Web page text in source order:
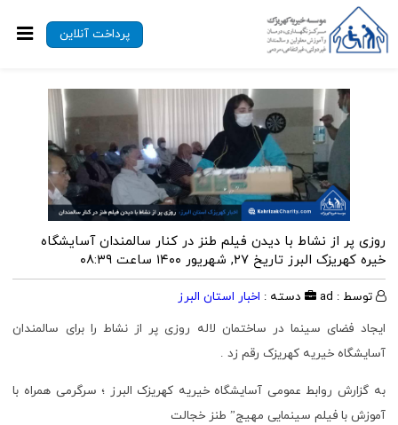
پرداخت آنلاین
روزی پر از نشاط با دیدن فیلم طنز در کنار سالمندان آسایشگاه
خیره کهریزک البرزتاریخ ۲۷, شهریور ۱۴۰۰ ساعت ۰۸:۳۹
توسط : ad دسته : اخبار استان البرز
ایجاد فضای سینما در ساختمان لاله روزی پر از نشاط را برای سالمندان
آسایشگاه خیریه کهریزک رقم زد .
به گزارش روابط عمومی آسایشگاه خیریه کهریزک البرز ؛ سرگرمی همراه با
آموزش با فیلم سینمایی مهیج” ‌‎‌طنز خجالت